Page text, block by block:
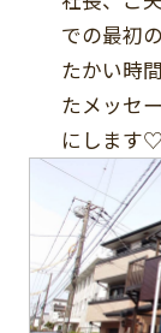
での最初
たかい時
たメッセ
にします